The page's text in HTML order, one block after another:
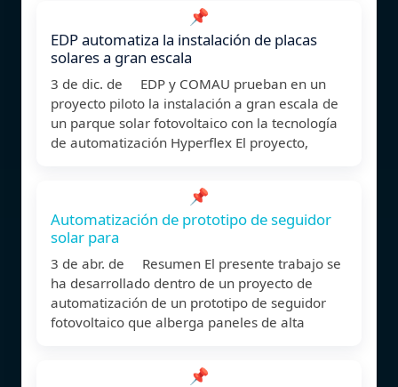
📌
EDP automatiza la instalación de placas
solares a gran escala
3 de dic. de EDP y COMAU prueban en un
proyecto piloto la instalación a gran escala de
un parque solar fotovoltaico con la tecnología
de automatización Hyperflex El proyecto,
📌
Automatización de prototipo de seguidor
solar para
3 de abr. de Resumen El presente trabajo se
ha desarrollado dentro de un proyecto de
automatización de un prototipo de seguidor
fotovoltaico que alberga paneles de alta
📌